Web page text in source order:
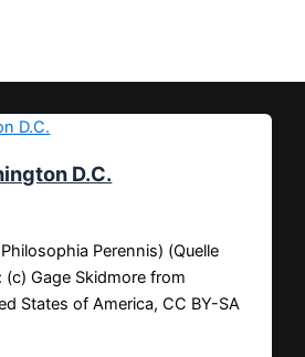
D.C.
Perennis) (Quelle
(c) Gage Skidmore from
States of America, CC BY-SA